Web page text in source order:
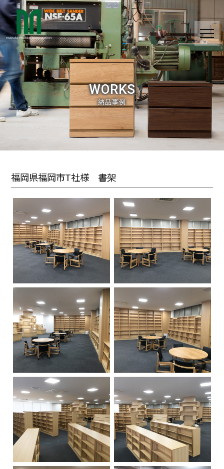
WORKS
納品事例
福岡県福岡市T社様 書架